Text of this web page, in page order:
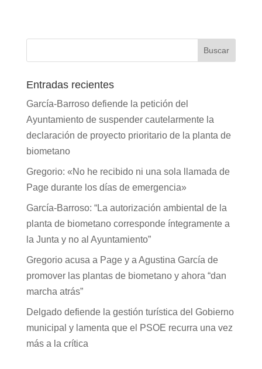
Entradas recientes
García-Barroso defiende la petición del
Ayuntamiento de suspender cautelarmente la
declaración de proyecto prioritario de la planta de
biometano
Gregorio: «No he recibido ni una sola llamada de
Page durante los días de emergencia»
García-Barroso: “La autorización ambiental de la
planta de biometano corresponde íntegramente a
la Junta y no al Ayuntamiento”
Gregorio acusa a Page y a Agustina García de
promover las plantas de biometano y ahora “dan
marcha atrás”
Delgado defiende la gestión turística del Gobierno
municipal y lamenta que el PSOE recurra una vez
más a la crítica